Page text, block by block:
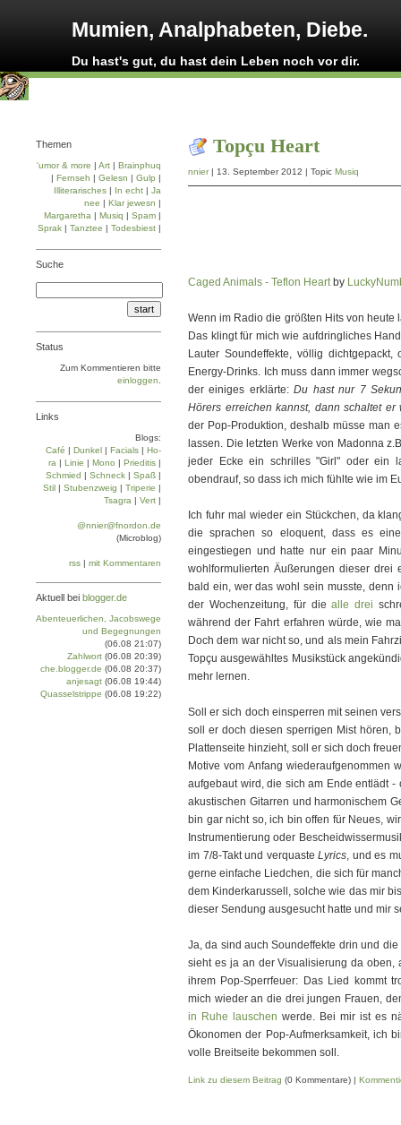
Mumien, Analphabeten, Diebe.
Du hast's gut, du hast dein Leben noch vor dir.
Topçu Heart
nnier| 13. September 2012 | Topic Musiq
Caged Animals - Teflon Heartby
Wenn im Radio die größten Hits von heute
Das klingt für mich wie aufdringliches
Lauter Soundeffekte, völlig
Energy-Drinks. Ich muss dann immer
der einiges erklärte:Du hast nur 7
Hörers erreichen kannst, dann schaltet er
der Pop-Produktion, deshalb müsse man
lassen. Die letzten Werke von Madonna
jeder Ecke ein schrilles "Girl" oder ein
obendrauf, so dass ich mich fühlte wie im
Ich fuhr mal wieder ein Stückchen, da
die sprachen so eloquent, dass es
eingestiegen und hatte nur ein paar
wohlformulierten Äußerungen dieser
bald ein, wer das wohl sein musste, denn
der Wochenzeitung, für diealle drei
während der Fahrt erfahren würde, wie
Doch dem war nicht so, und als mein
Topçu ausgewähltes Musikstück
mehr lernen.
Soll er sich doch einsperren mit seinen
soll er doch diesen sperrigen Mist hören,
Plattenseite hinzieht, soll er sich doch
Motive vom Anfang wiederaufgenommen
aufgebaut wird, die sich am Ende entlädt
akustischen Gitarren und harmonischem
bin gar nicht so, ich bin offen für Neues,
Instrumentierung oder
im 7/8-Takt und verquasteLyrics, und es
gerne einfache Liedchen, die sich für
dem Kinderkarussell, solche wie das mir
dieser Sendung ausgesucht hatte und mir
Ja, da sind auch Soundeffekte drin und die
sieht es ja an der Visualisierung da oben,
ihrem Pop-Sperrfeuer: Das Lied kommt
mich wieder an die drei jungen Frauen,
in Ruhe lauschen werde. Bei mir ist es
Ökonomen der Pop-Aufmerksamkeit, ich
volle Breitseite bekommen soll.
Link zu diesem Beitrag (0 Kommentare) |
Themen
'umor & more | Art | Brainphuq
| Fernseh | Gelesn | Gulp |
Illiterarisches | In echt | Ja
nee | Klar jewesn |
Margaretha | Musiq | Spam |
Sprak | Tanztee | Todesbiest |
Suche
Status
Zum Kommentieren bitte
einloggen
Links
Blogs:
Café | Dun­kel | Facials | Ho­
ra | Linie | Mo­no | Prie­di­tis |
Schmied | Schneck | Spaß |
Stil | Stu­ben­zweig | Tri­pe­rie |
Tsa­gra | Vert |
@nnier@fnordon.de
(Microblog)
rss | mit Kommentaren
Aktuell bei blogger.de
Abenteuerlichen, Jacobswege
und Begegnungen
(06.08 21:07)
Zahlwort (06.08 20:39)
che.blogger.de (06.08 20:37)
anjesagt (06.08 19:44)
Quasselstrippe (06.08 19:22)